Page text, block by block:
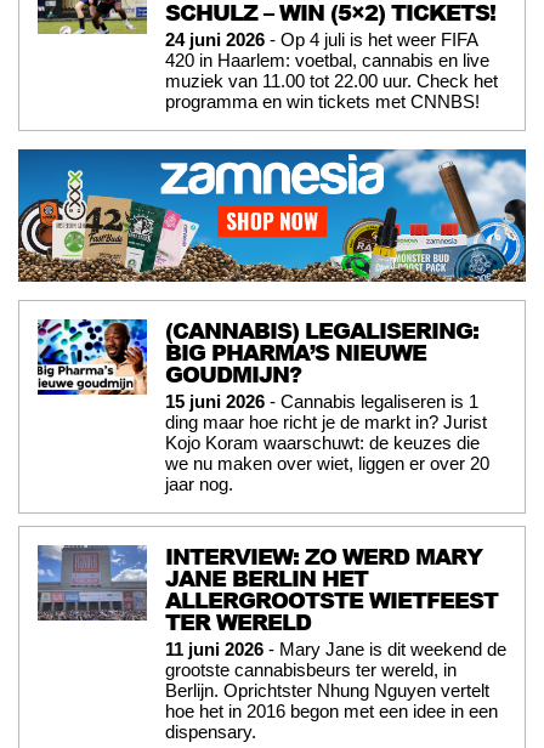
SCHULZ – WIN (5×2) TICKETS!
24 juni 2026 - Op 4 juli is het weer FIFA
420 in Haarlem: voetbal, cannabis en live
muziek van 11.00 tot 22.00 uur. Check het
programma en win tickets met CNNBS!
(CANNABIS) LEGALISERING:
BIG PHARMA’S NIEUWE
GOUDMIJN?
15 juni 2026 - Cannabis legaliseren is 1
ding maar hoe richt je de markt in? Jurist
Kojo Koram waarschuwt: de keuzes die
we nu maken over wiet, liggen er over 20
jaar nog.
INTERVIEW: ZO WERD MARY
JANE BERLIN HET
ALLERGROOTSTE WIETFEEST
TER WERELD
11 juni 2026 - Mary Jane is dit weekend de
grootste cannabisbeurs ter wereld, in
Berlijn. Oprichtster Nhung Nguyen vertelt
hoe het in 2016 begon met een idee in een
dispensary.